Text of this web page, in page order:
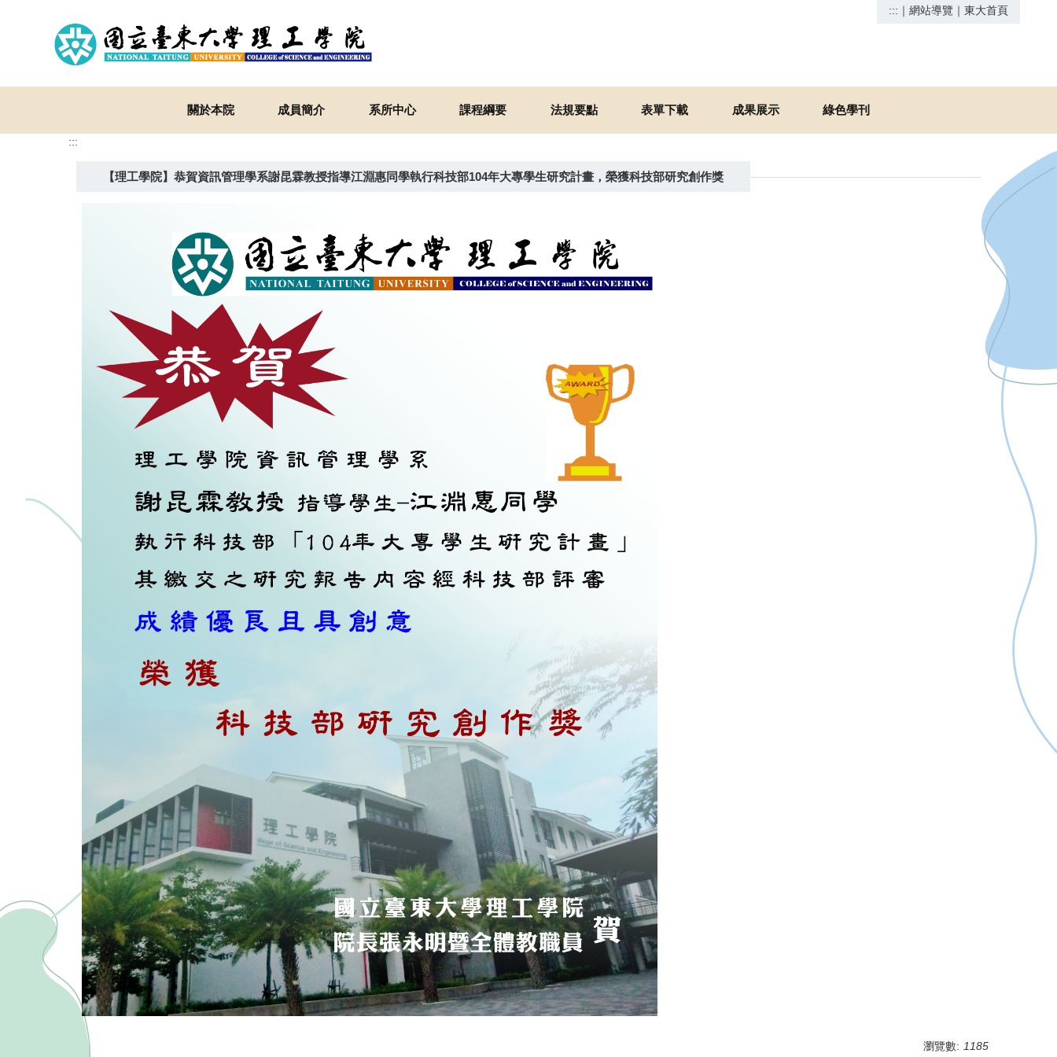
::: ｜ 網站導覽 ｜ 東大首頁
關於本院 成員簡介 系所中心 課程綱要 法規要點 表單下載 成果展示 綠色學刊
:::
【理工學院】恭賀資訊管理學系謝昆霖教授指導江淵惠同學執行科技部104年大專學生研究計畫，榮獲科技部研究創作獎
瀏覽數: 1185